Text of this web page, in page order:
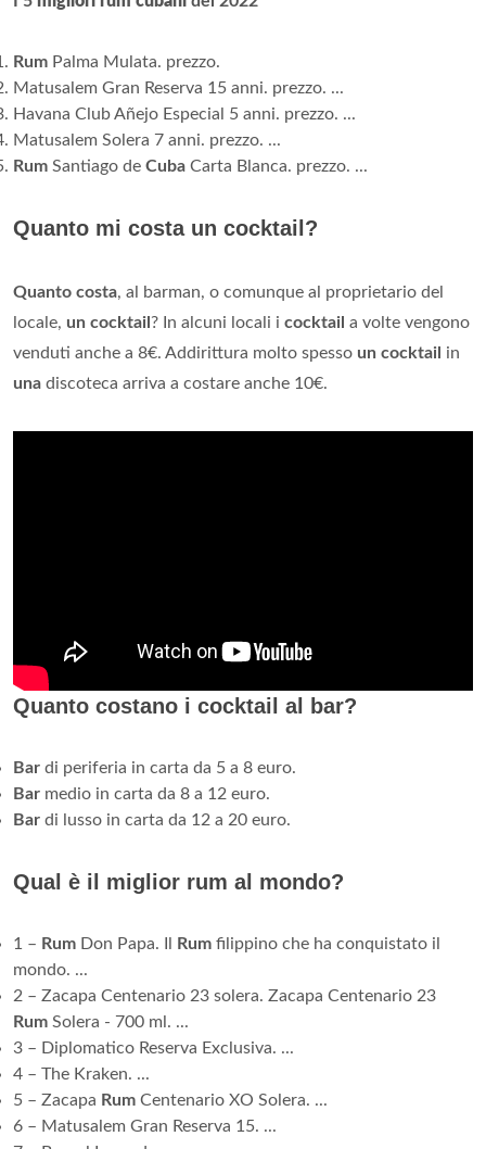
Rum Palma Mulata. prezzo.
Matusalem Gran Reserva 15 anni. prezzo. ...
Havana Club Añejo Especial 5 anni. prezzo. ...
Matusalem Solera 7 anni. prezzo. ...
Rum Santiago de Cuba Carta Blanca. prezzo. ...
Quanto mi costa un cocktail?
Quanto costa, al barman, o comunque al proprietario del
locale, un cocktail ? In alcuni locali i cocktail a volte vengono
venduti anche a 8€. Addirittura molto spesso un cocktail in
una discoteca arriva a costare anche 10€.
Quanto costano i cocktail al bar?
Bar di periferia in carta da 5 a 8 euro.
Bar medio in carta da 8 a 12 euro.
Bar di lusso in carta da 12 a 20 euro.
Qual è il miglior rum al mondo?
1 – Rum Don Papa. Il Rum filippino che ha conquistato il
mondo. ...
2 – Zacapa Centenario 23 solera. Zacapa Centenario 23
Rum Solera - 700 ml. ...
3 – Diplomatico Reserva Exclusiva. ...
4 – The Kraken. ...
5 – Zacapa Rum Centenario XO Solera. ...
6 – Matusalem Gran Reserva 15. ...